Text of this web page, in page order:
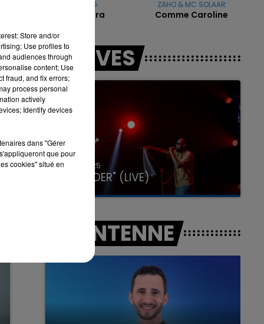
LA TEAM DU WEEK-END
KAROL G
Matadora
ZAHO & MC SOLAAR
Comme Caroline
LES LIVES
31 janvier 2025
GIMS "SPIDER" (LIVE)
A L'ANTENNE
Store and/or
Use profiles to
audiences through
content; Use
fraud, and fix errors;
process personal
actively
Identify devices
dans "Gérer
que pour
cookies" situé en